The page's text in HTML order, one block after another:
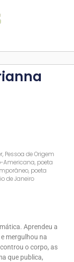
, Pessoa de Origem
Americana, poeta
, poeta
de Janeiro
Aprendeu a
mergulhou na
o corpo, as
que publica,